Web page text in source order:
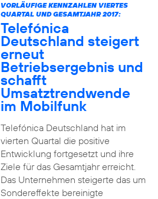
VORLÄUFIGE KENNZAHLEN VIERTES
QUARTAL UND GESAMTJAHR 2017:
Telefónica
Deutschland steigert
erneut
Betriebsergebnis und
schafft
Umsatztrendwende
im Mobilfunk
Telefónica Deutschland hat im
vierten Quartal die positive
Entwicklung fortgesetzt und ihre
Ziele für das Gesamtjahr erreicht.
Das Unternehmen steigerte das um
Sondereffekte bereinigte